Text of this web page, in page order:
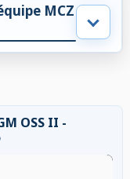
MCZ
OSS II -